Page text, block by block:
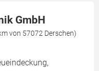
GmbH
von 57072 Derschen)